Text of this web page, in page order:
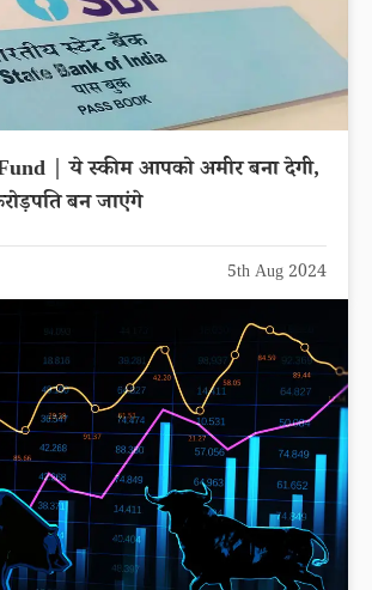
| ये स्कीम आपको अमीर बना देगी,
बन जाएंगे
5th Aug 2024